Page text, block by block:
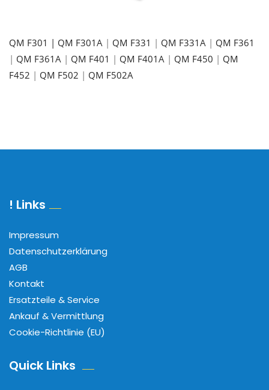
QM F301 | QM F301A | QM F331 | QM F331A | QM F361
| QM F361A | QM F401 | QM F401A | QM F450 | QM
F452 | QM F502 | QM F502A
! Links
Impressum
Datenschutzerklärung
AGB
Kontakt
Ersatzteile & Service
Ankauf & Vermittlung
Cookie-Richtlinie (EU)
Quick Links